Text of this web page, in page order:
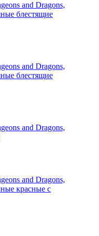
and Dragons,
блестящие
and Dragons,
блестящие
and Dragons,
and Dragons,
красные с